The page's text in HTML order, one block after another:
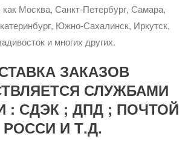
как Москва, Санкт-Петербург, Самара,
Южно-Сахалинск, Иркутск,
и многих других.
ЗАКАЗОВ
СЛУЖБАМИ
: СДЭК ; ДПД ; ПОЧТОЙ
РОССИ И Т.Д.